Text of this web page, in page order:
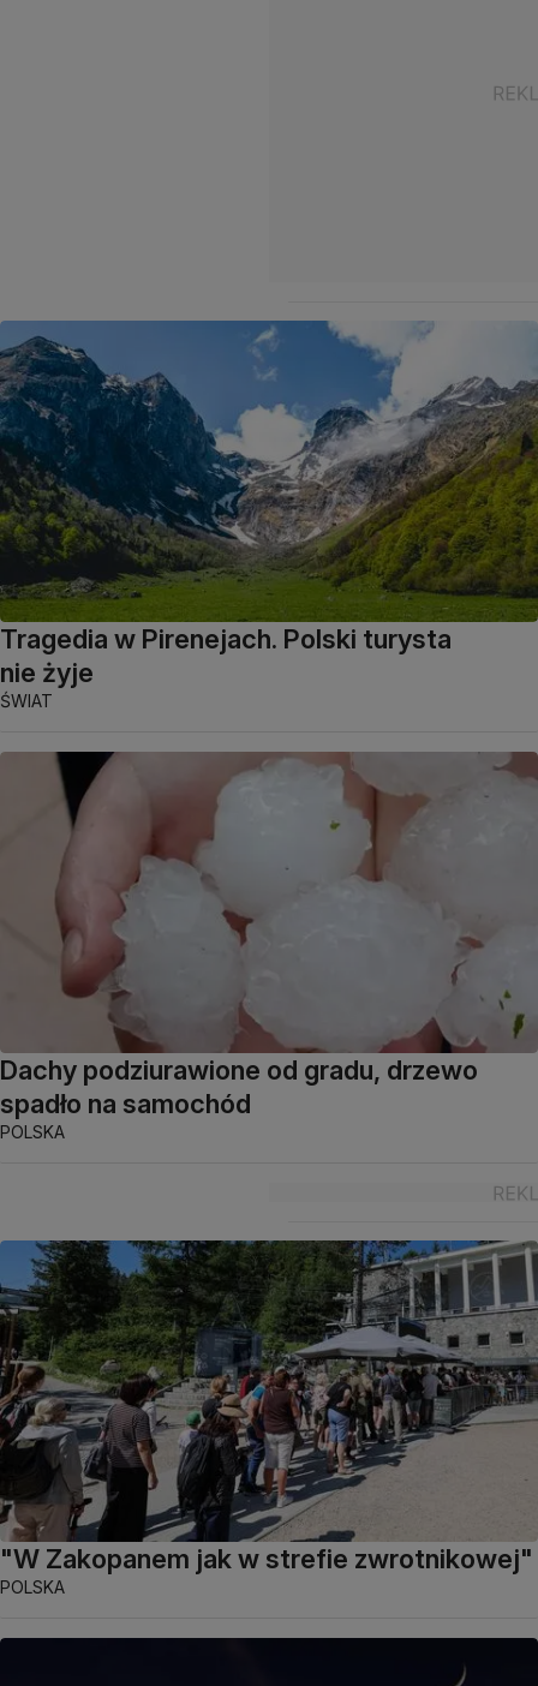
Tragedia w Pirenejach. Polski turysta
nie żyje
ŚWIAT
Dachy podziurawione od gradu, drzewo
spadło na samochód
POLSKA
"W Zakopanem jak w strefie zwrotnikowej"
POLSKA